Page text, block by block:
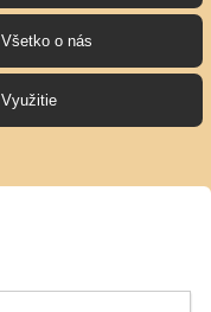
Všetko o nás
Využitie